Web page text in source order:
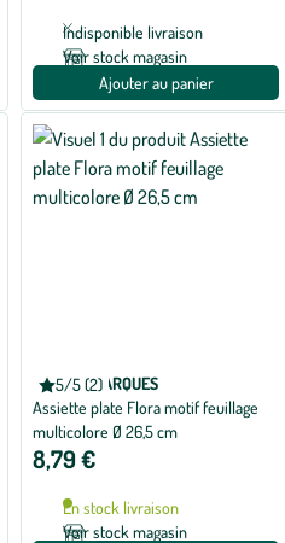
Indisponible livraison
Voir stock magasin
Ajouter au panier
5/5 (2)
Note
moyenne
de
5
sur
5
AUTRES MARQUES
Assiette plate Flora motif feuillage
multicolore Ø 26,5 cm
8,79 €
En stock livraison
Voir stock magasin